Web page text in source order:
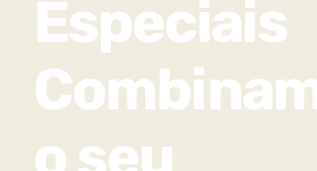
Especiais
o seu